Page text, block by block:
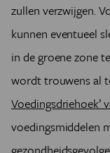
zullen verzwijgen.
kunnen eventueel
in de groene zone
wordt trouwens al
Voedingsdriehoek’
voedingsmiddelen